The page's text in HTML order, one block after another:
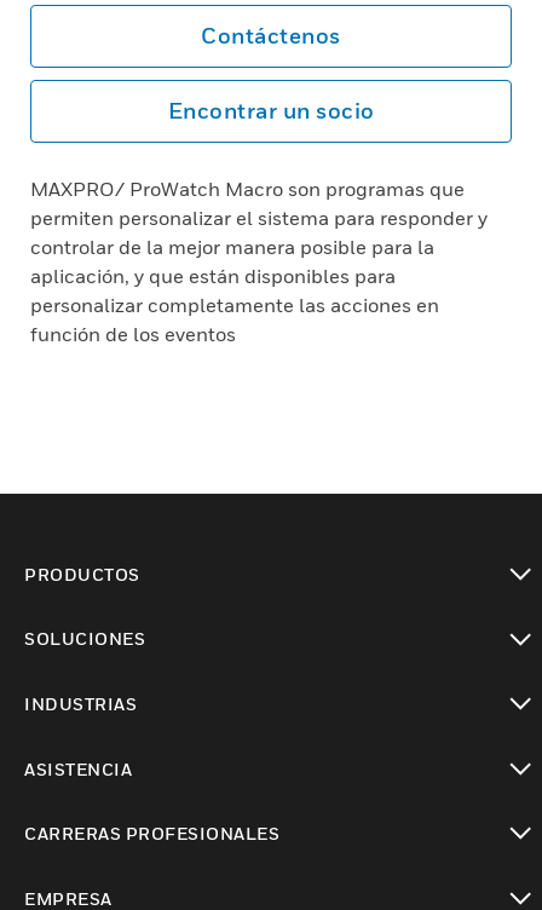
Contáctenos
Encontrar un socio
MAXPRO/ ProWatch Macro son programas que
permiten personalizar el sistema para responder y
controlar de la mejor manera posible para la
aplicación, y que están disponibles para
personalizar completamente las acciones en
función de los eventos
PRODUCTOS
SOLUCIONES
INDUSTRIAS
ASISTENCIA
CARRERAS PROFESIONALES
EMPRESA